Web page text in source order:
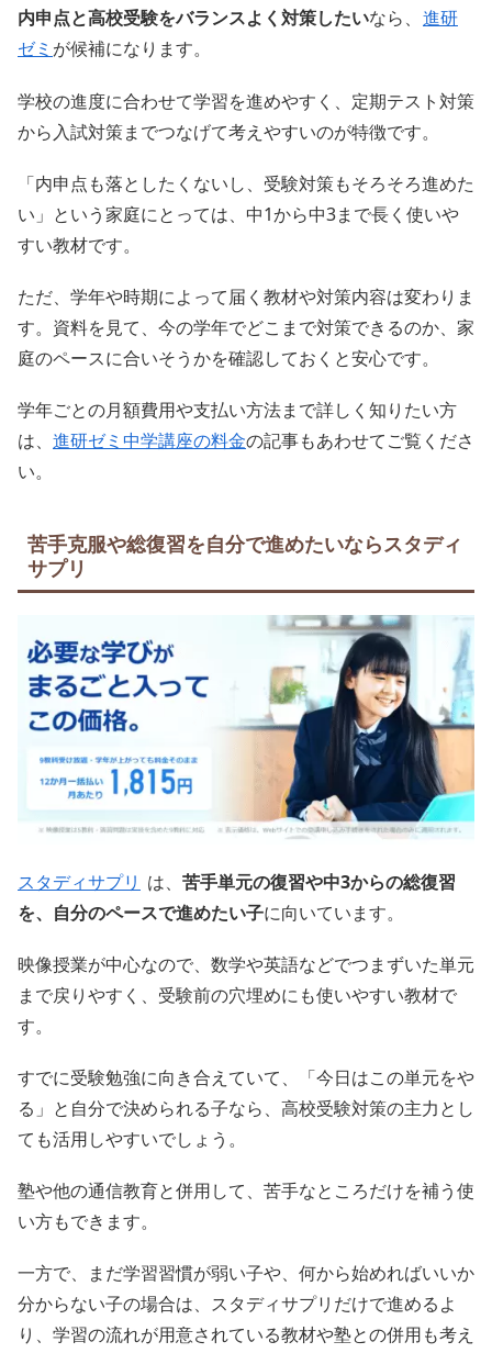
内申点と高校受験をバランスよく対策したいなら、 進研
ゼミが候補になります。
学校の進度に合わせて学習を進めやすく、定期テスト対策
から入試対策までつなげて考えやすいのが特徴です。
「内申点も落としたくないし、受験対策もそろそろ進めた
い」という家庭にとっては、中1から中3まで長く使いや
すい教材です。
ただ、学年や時期によって届く教材や対策内容は変わりま
す。資料を見て、今の学年でどこまで対策できるのか、家
庭のペースに合いそうかを確認しておくと安心です。
学年ごとの月額費用や支払い方法まで詳しく知りたい方
は、 進研ゼミ中学講座の料金の記事もあわせてご覧くださ
い。
苦手克服や総復習を自分で進めたいならスタディ
サプリ
スタディサプリ は、 苦手単元の復習や中3からの総復習
を、自分のペースで進めたい子に向いています。
映像授業が中心なので、数学や英語などでつまずいた単元
まで戻りやすく、受験前の穴埋めにも使いやすい教材で
す。
すでに受験勉強に向き合えていて、「今日はこの単元をや
る」と自分で決められる子なら、高校受験対策の主力とし
ても活用しやすいでしょう。
塾や他の通信教育と併用して、苦手なところだけを補う使
い方もできます。
一方で、まだ学習習慣が弱い子や、何から始めればいいか
分からない子の場合は、スタディサプリだけで進めるよ
り、学習の流れが用意されている教材や塾との併用も考え